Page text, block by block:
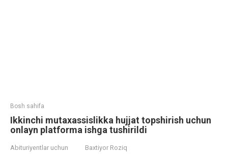
Bosh sahifa
Ikkinchi mutaxassislikka hujjat topshirish uchun
onlayn platforma ishga tushirildi
Abituriyentlar uchun Baxtiyor Roziq